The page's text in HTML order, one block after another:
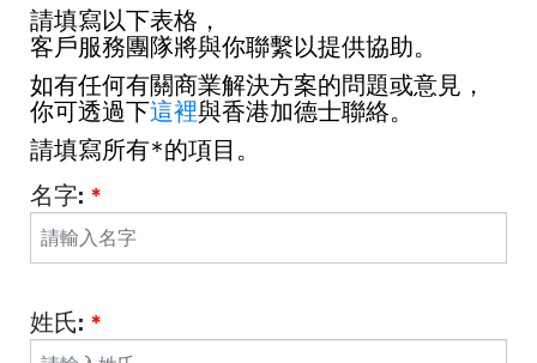
請填寫以下表格，
客戶服務團隊將與你聯繫以提供協助。
如有任何有關商業解決方案的問題或意見，
你可透過下這裡與香港加德士聯絡。
請填寫所有*的項目。
名字: *
姓氏: *